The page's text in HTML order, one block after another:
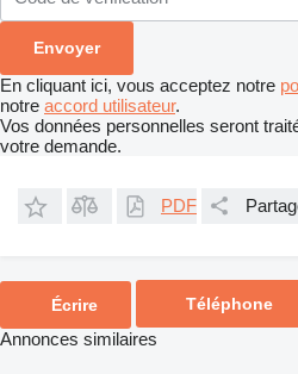
En cliquant ici, vous acceptez notre
notre accord utilisateur.
Vos données personnelles seront
votre demande.
PDF
Écrire Téléphone
Annonces similaires